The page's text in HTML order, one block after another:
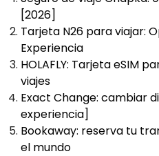
[2026]
Tarjeta N26 para viajar:
Experiencia
HOLAFLY: Tarjeta eSIM
viajes
Exact Change: cambiar
experiencia]
Bookaway: reserva tu
el mundo